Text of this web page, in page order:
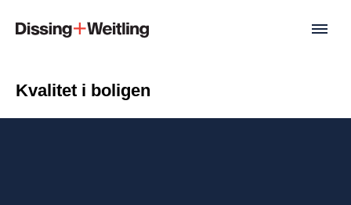
Kvalitet i boligen